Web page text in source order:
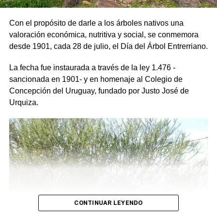
brindarle nuestro sincero mensaje en nombre del pueblo
Que bien nos sentíamos después de haber actuado, no
solo lo hacíamos en la cárcel, sino en el Hospital de
nos llamaran, allí estábamos con nuestro mensaje de
Quizás algún día podamos volver a tener, lo que se llamó
LA FIESTA DEL PUEBLO, con las mismas ganas que
ponían todos tanto los organizadores como los
participantes. Todos eran uno, pero volviendo al tema
murgas, ya que eran el numero principal debo recordarles
también a viejos Directores como Sr. Pedro Rodríguez, El
Con el propósito de darle a los árboles nativos una
valoración económica, nutritiva y social, se conmemora
desde 1901, cada 28 de julio, el Día del Árbol Entrerriano.
La fecha fue instaurada a través de la ley 1.476 -
sancionada en 1901- y en homenaje al Colegio de
Concepción del Uruguay, fundado por Justo José de
Urquiza.
CONTINUAR LEYENDO